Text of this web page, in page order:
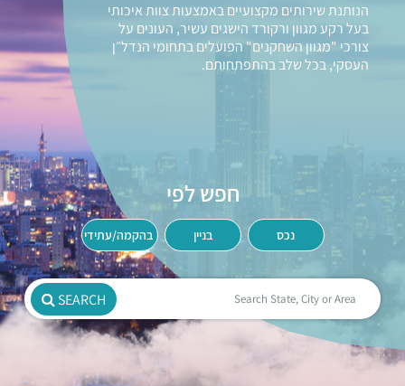
הנותנת שירותים מקצועיים באמצעות צוות איכותי
בעל רקע מגוון ורקורד הישגים עשיר, העונים על
צורכי "מגוון השחקנים" הפועלים בתחומי הנדל״ן
העסקי, בכל שלב בהתפתחותם.
SEARCH
חפש לפי
נכס בניין בהקמה/עתידי